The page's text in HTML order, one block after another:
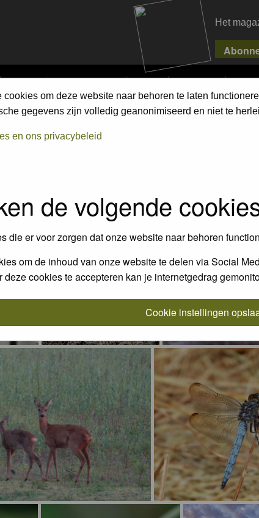
Het
ALBUMS COMPETITIONS PIXPAS MAGAZINE
om deze website naar behoren te laten
gegevens zijn volledig geanonimiseerd en niet te
en ons privacybeleid
de volgende
die er voor zorgen dat onze website naar behoren
om de inhoud van onze website te delen via Social
deze cookies te accepteren kan je internetgedrag
Cookie instellingen